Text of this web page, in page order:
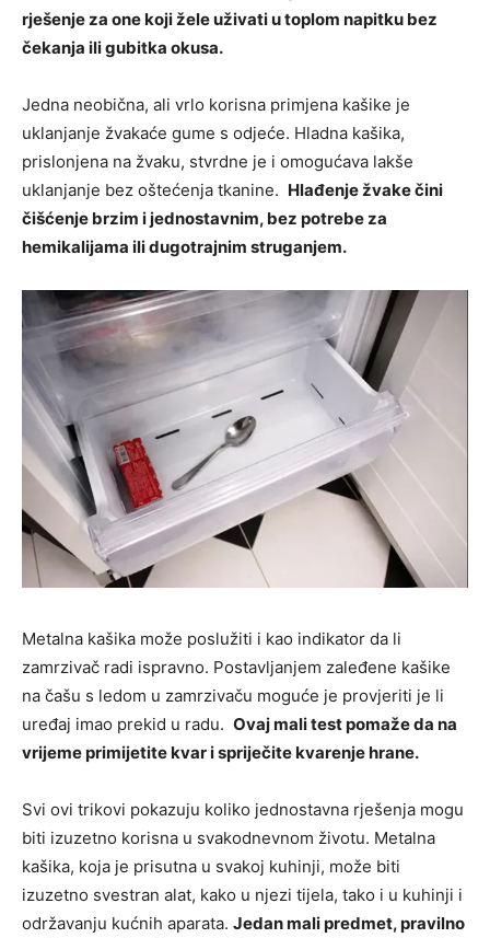
rješenje za one koji žele uživati u toplom napitku bez
čekanja ili gubitka okusa.
Jedna neobična, ali vrlo korisna primjena kašike je
uklanjanje žvakaće gume s odjeće. Hladna kašika,
prislonjena na žvaku, stvrdne je i omogućava lakše
uklanjanje bez oštećenja tkanine. Hlađenje žvake čini
čišćenje brzim i jednostavnim, bez potrebe za
hemikalijama ili dugotrajnim struganjem.
Metalna kašika može poslužiti i kao indikator da li
zamrzivač radi ispravno. Postavljanjem zaleđene kašike
na čašu s ledom u zamrzivaču moguće je provjeriti je li
uređaj imao prekid u radu. Ovaj mali test pomaže da na
vrijeme primijetite kvar i spriječite kvarenje hrane.
Svi ovi trikovi pokazuju koliko jednostavna rješenja mogu
biti izuzetno korisna u svakodnevnom životu. Metalna
kašika, koja je prisutna u svakoj kuhinji, može biti
izuzetno svestran alat, kako u njezi tijela, tako i u kuhinji i
održavanju kućnih aparata. Jedan mali predmet, pravilno